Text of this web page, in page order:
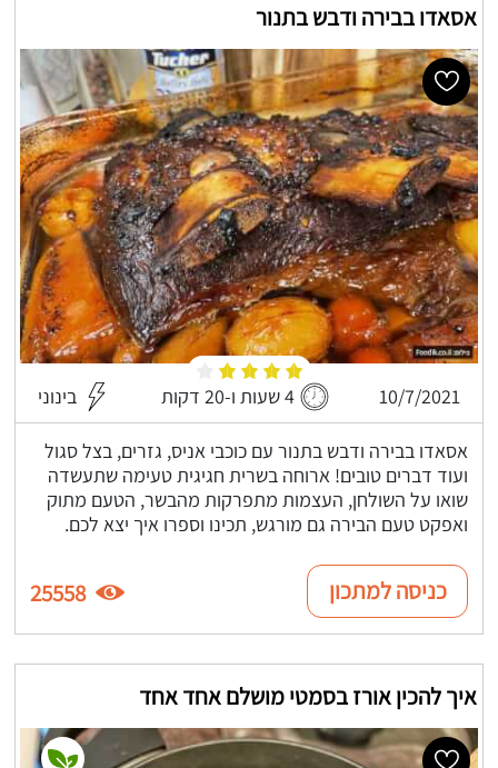
אסאדו בבירה ודבש בתנור
10/7/2021 4 שעות ו-20 דקות בינוני
אסאדו בבירה ודבש בתנור עם כוכבי אניס, גזרים, בצל סגול
ועוד דברים טובים! ארוחה בשרית חגיגית טעימה שתעשדה
שואו על השולחן, העצמות מתפרקות מהבשר, הטעם מתוק
ואפקט טעם הבירה גם מורגש, תכינו וספרו איך יצא לכם.
כניסה למתכון 25558
איך להכין אורז בסמטי מושלם אחד אחד